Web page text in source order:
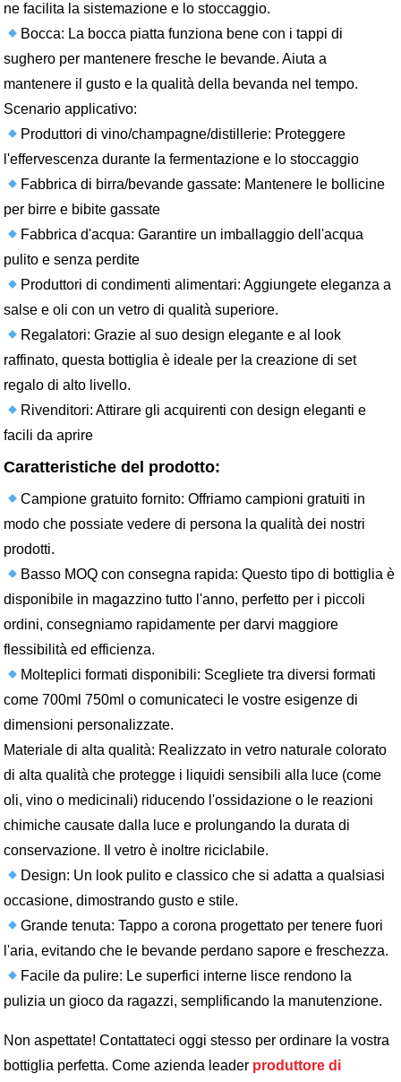
ne facilita la sistemazione e lo stoccaggio.
Bocca: La bocca piatta funziona bene con i tappi di
sughero per mantenere fresche le bevande. Aiuta a
mantenere il gusto e la qualità della bevanda nel tempo.
Scenario applicativo:
Produttori di vino/champagne/distillerie: Proteggere
l'effervescenza durante la fermentazione e lo stoccaggio
Fabbrica di birra/bevande gassate: Mantenere le bollicine
per birre e bibite gassate
Fabbrica d'acqua: Garantire un imballaggio dell'acqua
pulito e senza perdite
Produttori di condimenti alimentari: Aggiungete eleganza a
salse e oli con un vetro di qualità superiore.
Regalatori: Grazie al suo design elegante e al look
raffinato, questa bottiglia è ideale per la creazione di set
regalo di alto livello.
Rivenditori: Attirare gli acquirenti con design eleganti e
facili da aprire
Caratteristiche del prodotto:
Campione gratuito fornito: Offriamo campioni gratuiti in
modo che possiate vedere di persona la qualità dei nostri
prodotti.
Basso MOQ con consegna rapida: Questo tipo di bottiglia è
disponibile in magazzino tutto l'anno, perfetto per i piccoli
ordini, consegniamo rapidamente per darvi maggiore
flessibilità ed efficienza.
Molteplici formati disponibili: Scegliete tra diversi formati
come 700ml 750ml o comunicateci le vostre esigenze di
dimensioni personalizzate.
Materiale di alta qualità: Realizzato in vetro naturale colorato
di alta qualità che protegge i liquidi sensibili alla luce (come
oli, vino o medicinali) riducendo l'ossidazione o le reazioni
chimiche causate dalla luce e prolungando la durata di
conservazione. Il vetro è inoltre riciclabile.
Design: Un look pulito e classico che si adatta a qualsiasi
occasione, dimostrando gusto e stile.
Grande tenuta: Tappo a corona progettato per tenere fuori
l'aria, evitando che le bevande perdano sapore e freschezza.
Facile da pulire: Le superfici interne lisce rendono la
pulizia un gioco da ragazzi, semplificando la manutenzione.
Non aspettate! Contattateci oggi stesso per ordinare la vostra
bottiglia perfetta. Come azienda leader produttore di